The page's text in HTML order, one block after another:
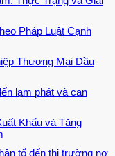
Pháp Luật Cạnh
Thương Mại Dầu
lạm phát và can
Khẩu và Tăng
tố đến thị trường nợ